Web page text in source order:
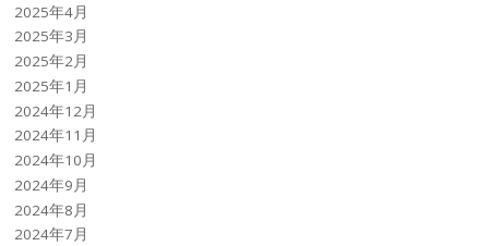
2025年4月
2025年3月
2025年2月
2025年1月
2024年12月
2024年11月
2024年10月
2024年9月
2024年8月
2024年7月